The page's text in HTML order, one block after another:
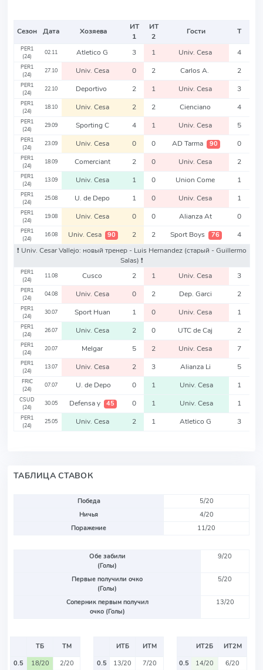
Сезон Дата Хозяева
ИТ
1
ИТ
2
Гости Т
PER1
(24)
02.11 Atletico G 3 1 Univ. Cesa 4
PER1
(24)
27.10 Univ. Cesa 0 2 Carlos A. 2
PER1
(24)
22.10 Deportivo 2 1 Univ. Cesa 3
PER1
(24)
18.10 Univ. Cesa 2 2 Cienciano 4
PER1
(24)
29.09 Sporting C 4 1 Univ. Cesa 5
PER1
(24)
23.09 Univ. Cesa 0 0 AD Tarma 90 0
PER1
(24)
18.09 Comerciant 2 0 Univ. Cesa 2
PER1
(24)
13.09 Univ. Cesa 1 0 Union Come 1
PER1
(24)
25.08 U. de Depo 1 0 Univ. Cesa 1
PER1
(24)
19.08 Univ. Cesa 0 0 Alianza At 0
PER1
(24)
16.08 Univ. Cesa 90 2 2 Sport Boys 76
4
❗️ Univ. Cesar Vallejo: новый тренер - Luis Hernandez (старый - Guillermo
Salas) ❗️
PER1
(24)
11.08 Cusco 2 1 Univ. Cesa 3
PER1
(24)
04.08 Univ. Cesa 0 2 Dep. Garci 2
PER1
(24)
30.07 Sport Huan 1 0 Univ. Cesa 1
PER1
(24)
26.07 Univ. Cesa 2 0 UTC de Caj 2
PER1
(24)
20.07 Melgar 5 2 Univ. Cesa 7
PER1
(24)
13.07 Univ. Cesa 2 3 Alianza Li 5
FRIC
(24)
07.07 U. de Depo 0 1 Univ. Cesa 1
CSUD
(24)
30.05 Defensa y 45 0 1 Univ. Cesa 1
PER1
(24)
25.05 Univ. Cesa 2 1 Atletico G 3
ТАБЛИЦА СТАВОК
Победа
5/20
Ничья
4/20
Поражение
11/20
Обе забили
(Голы)
9/20
Первые получили очко
(Голы)
5/20
Соперник первым получил
очко (Голы)
13/20
ТБ
ТМ
0.5
18/20
2/20
ИТБ
ИТМ
0.5
13/20
7/20
ИТ2Б
ИТ2М
0.5
14/20
6/20